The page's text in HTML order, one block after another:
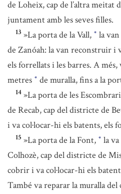
de Loheix, cap de l’altra meitat
juntament amb les seves filles.
13 »La porta de la Vall, * la
de Zanóah: la van reconstruir i
els forrellats i les barres. A
metres * de muralla, fins a la
14 »La porta de les
de Recab, cap del districte de
i va col·locar-hi els batents, els
15 »La porta de la Font, * la
Colhozè, cap del districte de
cobrir i va col·locar-hi els
També va reparar la muralla del